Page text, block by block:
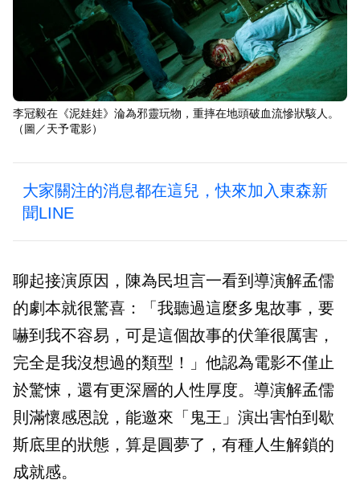
李冠毅在《泥娃娃》淪為邪靈玩物，重摔在地頭破血流慘狀駭人。
（圖／天予電影）
大家關注的消息都在這兒，快來加入東森新
聞LINE
聊起接演原因，陳為民坦言一看到導演解孟儒
的劇本就很驚喜：「我聽過這麼多鬼故事，要
嚇到我不容易，可是這個故事的伏筆很厲害，
完全是我沒想過的類型！」他認為電影不僅止
於驚悚，還有更深層的人性厚度。導演解孟儒
則滿懷感恩說，能邀來「鬼王」演出害怕到歇
斯底里的狀態，算是圓夢了，有種人生解鎖的
成就感。